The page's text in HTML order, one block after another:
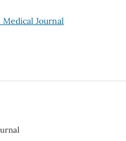
Medical Journal